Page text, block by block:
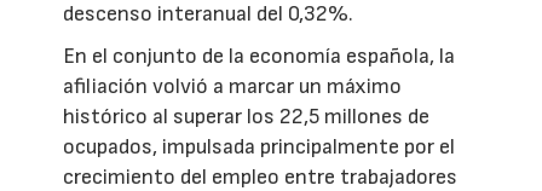
descenso interanual del 0,32%.
En el conjunto de la economía española, la
afiliación volvió a marcar un máximo
histórico al superar los 22,5 millones de
ocupados, impulsada principalmente por el
crecimiento del empleo entre trabajadores